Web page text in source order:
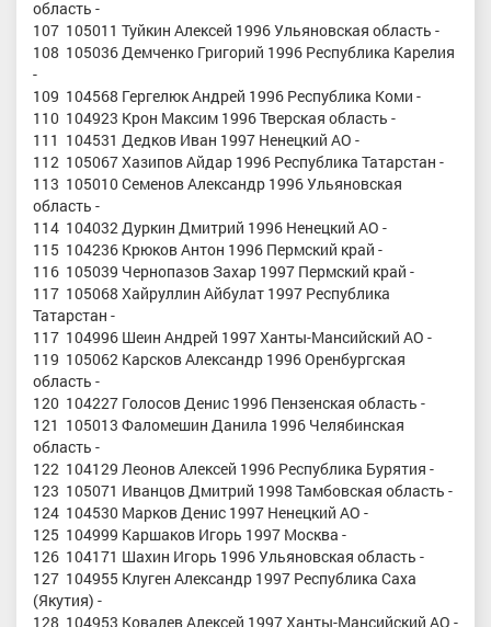
область -
107 105011 Туйкин Алексей 1996 Ульяновская область -
108 105036 Демченко Григорий 1996 Республика Карелия
-
109 104568 Гергелюк Андрей 1996 Республика Коми -
110 104923 Крон Максим 1996 Тверская область -
111 104531 Дедков Иван 1997 Ненецкий АО -
112 105067 Хазипов Айдар 1996 Республика Татарстан -
113 105010 Семенов Александр 1996 Ульяновская
область -
114 104032 Дуркин Дмитрий 1996 Ненецкий АО -
115 104236 Крюков Антон 1996 Пермский край -
116 105039 Чернопазов Захар 1997 Пермский край -
117 105068 Хайруллин Айбулат 1997 Республика
Татарстан -
117 104996 Шеин Андрей 1997 Ханты-Мансийский АО -
119 105062 Карсков Александр 1996 Оренбургская
область -
120 104227 Голосов Денис 1996 Пензенская область -
121 105013 Фаломешин Данила 1996 Челябинская
область -
122 104129 Леонов Алексей 1996 Республика Бурятия -
123 105071 Иванцов Дмитрий 1998 Тамбовская область -
124 104530 Марков Денис 1997 Ненецкий АО -
125 104999 Каршаков Игорь 1997 Москва -
126 104171 Шахин Игорь 1996 Ульяновская область -
127 104955 Клуген Александр 1997 Республика Саха
(Якутия) -
128 104953 Ковалев Алексей 1997 Ханты-Мансийский АО -